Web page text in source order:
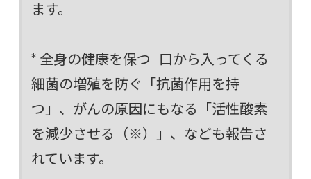
ます。
* 全身の健康を保つ 口から入ってくる
細菌の増殖を防ぐ「抗菌作用を持
つ」、がんの原因にもなる「活性酸素
を減少させる（※）」、なども報告さ
れています。